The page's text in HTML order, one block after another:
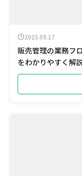
2025.09.17
販売管理の業務フ
をわかりやすく解